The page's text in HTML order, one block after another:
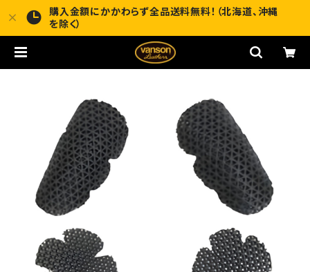
購入金額にかかわらず全品送料無料！（北海道、沖縄
を除く）